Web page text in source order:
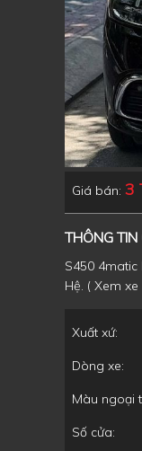
Giá bán:3
THÔNG
S450 4matic
Hệ. ( Xem
Xuất xứ:
Dòng xe:
Màu ngoại
Số cửa: